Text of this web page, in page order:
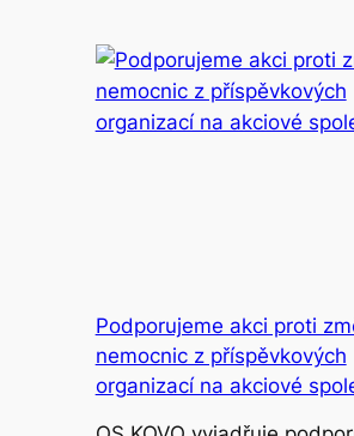
Podporujeme akci proti
nemocnic z příspěvkových
organizací na akciové